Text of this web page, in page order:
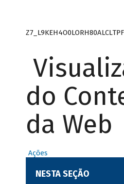
do
da Web
Ações
NESTA SEÇÃO